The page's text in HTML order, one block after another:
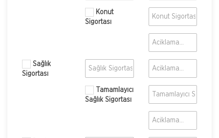
Konut
Sigortası
Sağlık
Sigortası
Tamamlayıcı
Sağlık Sigortası